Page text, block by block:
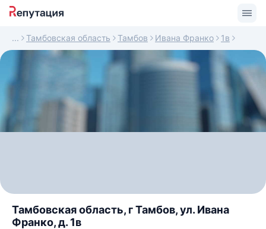
Тамбовская область Тамбов Ивана Франко 1в
Тамбовская область, г Тамбов, ул. Ивана
Франко, д. 1в